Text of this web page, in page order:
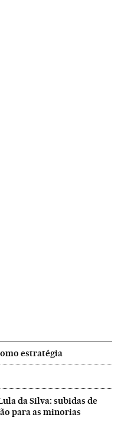
estratégia
da Silva: subidas de
para as minorias